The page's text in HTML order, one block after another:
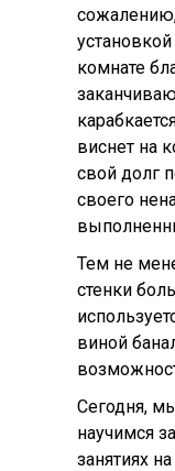
установкой
комнате
виснет на
свой долг
своего
Тем не
стенки
виной
Сегодня,
научимся
занятиях